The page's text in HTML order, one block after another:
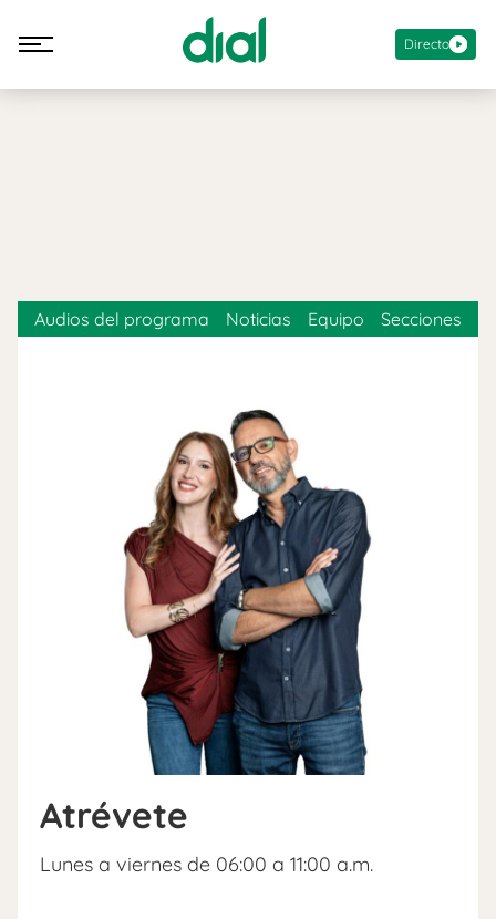
Directo
Atrévete
Lunes a viernes de 06:00 a 11:00 a.m.
Audios del programa Noticias Equipo Secciones